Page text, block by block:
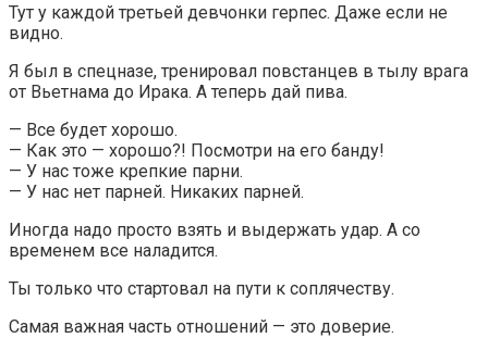
Тут у каждой третьей девчонки герпес. Даже если не
видно.
Я был в спецназе, тренировал повстанцев в тылу врага
от Вьетнама до Ирака. А теперь дай пива.
— Все будет хорошо.
— Как это — хорошо?! Посмотри на его банду!
— У нас тоже крепкие парни.
— У нас нет парней. Никаких парней.
Иногда надо просто взять и выдержать удар. А со
временем все наладится.
Ты только что стартовал на пути к соплячеству.
Самая важная часть отношений — это доверие.